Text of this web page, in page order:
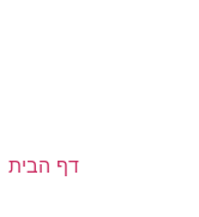
דף הבית